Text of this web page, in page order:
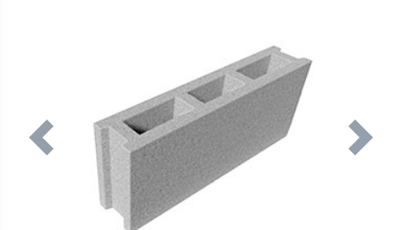
Previous Next